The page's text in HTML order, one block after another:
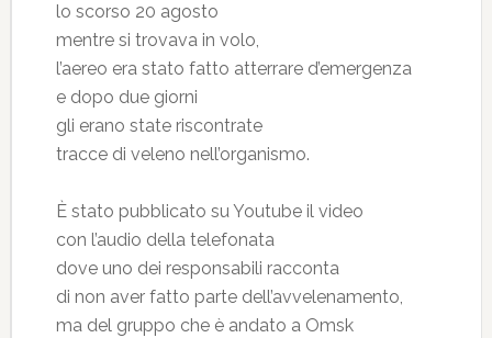
lo scorso 20 agosto
mentre si trovava in volo,
l’aereo era stato fatto atterrare d’emergenza
e dopo due giorni
gli erano state riscontrate
tracce di veleno nell’organismo.
È stato pubblicato su Youtube il video
con l’audio della telefonata
dove uno dei responsabili racconta
di non aver fatto parte dell’avvelenamento,
ma del gruppo che è andato a Omsk